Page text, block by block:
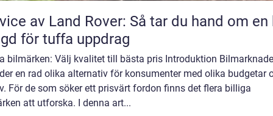
av Land Rover: Så tar du hand om en
för tuffa uppdrag
bilmärken: Välj kvalitet till bästa pris Introduktion
en rad olika alternativ för konsumenter med olika budgetar
För de som söker ett prisvärt fordon finns det flera billiga
att utforska. I denna art...